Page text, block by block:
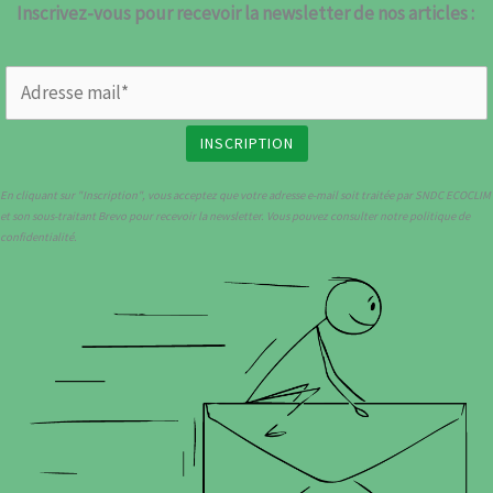
Inscrivez-vous pour recevoir la newsletter de nos articles :
En cliquant sur "Inscription", vous acceptez que votre adresse e-mail soit traitée par SNDC ECOCLIM
et son sous-traitant Brevo pour recevoir la newsletter. Vous pouvez consulter notre politique de
confidentialité.